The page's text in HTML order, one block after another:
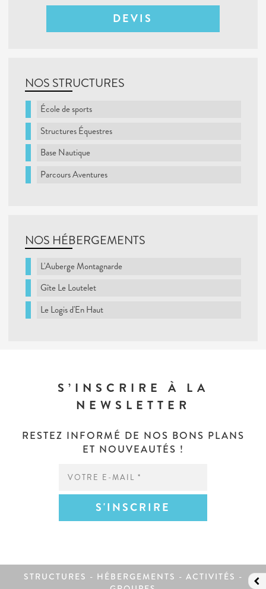
DEVIS
NOS STRUCTURES
École de sports
Structures Équestres
Base Nautique
Parcours Aventures
NOS HÉBERGEMENTS
L'Auberge Montagnarde
Gîte Le Loutelet
Le Logis d'En Haut
S’INSCRIRE À LA
NEWSLETTER
RESTEZ INFORMÉ DE NOS BONS PLANS
ET NOUVEAUTÉS !
STRUCTURES - HÉBERGEMENTS - ACTIVITÉS -